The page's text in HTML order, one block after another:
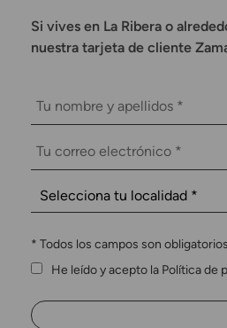
Si vives en La Ribera o
nuestra tarjeta de cliente
* Todos los campos son
He leído y acepto la Política de